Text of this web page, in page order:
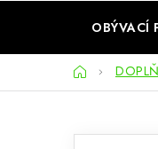
OBÝVACÍ
Domů